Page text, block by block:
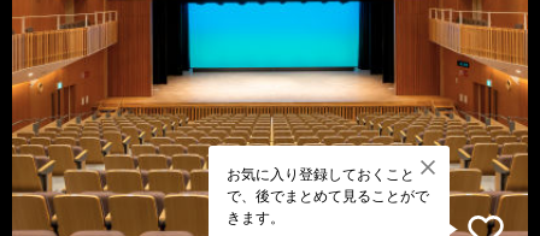
お気に入り登録しておくこと
で、後でまとめて見ることがで
きます。